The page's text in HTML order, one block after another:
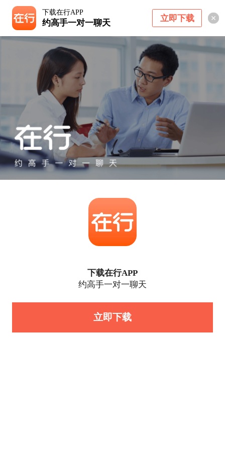
下载在行APP
约高手一对一聊天 立即下载
下载在行APP
约高手一对一聊天
立即下载